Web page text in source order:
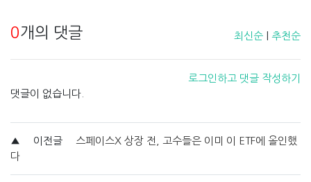
0개의 댓글 최신순 추천순
로그인하고 댓글 작성하기
댓글이 없습니다.
▲ 이전글
스페이스X 상장 전, 고수들은 이미 이 ETF에 올인했
다